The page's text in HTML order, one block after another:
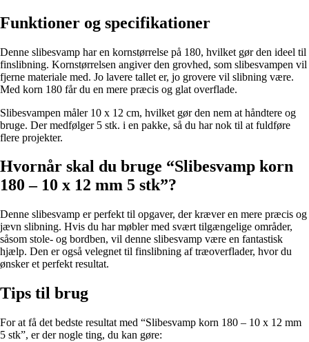
Funktioner og specifikationer
Denne slibesvamp har en kornstørrelse på 180, hvilket gør den ideel til
finslibning. Kornstørrelsen angiver den grovhed, som slibesvampen vil
fjerne materiale med. Jo lavere tallet er, jo grovere vil slibning være.
Med korn 180 får du en mere præcis og glat overflade.
Slibesvampen måler 10 x 12 cm, hvilket gør den nem at håndtere og
bruge. Der medfølger 5 stk. i en pakke, så du har nok til at fuldføre
flere projekter.
Hvornår skal du bruge “Slibesvamp korn
180 – 10 x 12 mm 5 stk”?
Denne slibesvamp er perfekt til opgaver, der kræver en mere præcis og
jævn slibning. Hvis du har møbler med svært tilgængelige områder,
såsom stole- og bordben, vil denne slibesvamp være en fantastisk
hjælp. Den er også velegnet til finslibning af træoverflader, hvor du
ønsker et perfekt resultat.
Tips til brug
For at få det bedste resultat med “Slibesvamp korn 180 – 10 x 12 mm
5 stk”, er der nogle ting, du kan gøre: